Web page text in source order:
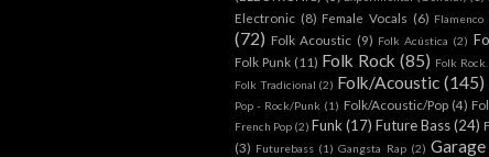
Electronic (8) Female Vocals (6) Flamenco
(72) Folk Acoustic (9) Folk Acústica (2)
Folk Punk (11) Folk Rock (85) Folk
Folk Tradicional (2) Folk/Acoustic (145)
Pop - Rock/Punk (1) Folk/Acoustic/Pop (4)
French Pop (2) Funk (17) Future Bass(24)
(3) Futurebass (1) Gangsta Rap (2)